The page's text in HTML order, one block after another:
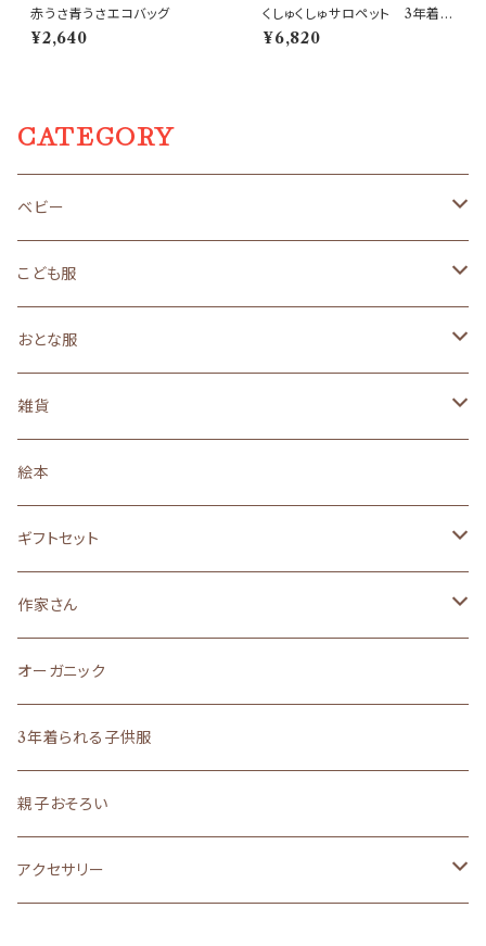
赤うさ青うさエコバッグ
¥2,640
くしゅくしゅサロペット 3年着ら
れる子供服
¥6,820
CATEGORY
ベビー
size 50～70（新生児サイズ）
ギフトセット
オーガニック
size 80（１歳サイズ）
オーガニック
ロングセラー
３年着られるこども服
ロングセラー
made in JAPAN
ベビー小物
オーガニック
made in JAPAN
size90
オーガニック
オーガニック
madeinJAPAN
こども服
size90（２歳くらいサイズ）
オーガニック
ロングセラー
size110（４歳くらいサイズ）
made in JAPAN
３年着られるこども服
ロングセラー
made in JAPAN
size130(6～7歳くらいサイズ)
おとな服
ロングセラー
親子おそろい
雑貨
黒うさ・白うさシリーズ
黒ねこ・白ねこシリーズ
らくがきシリーズ
文房具
まえをけいこ。イラスト
その他雑貨
ギフト
まえをけいこ。イラスト
オーダーメイド
うちの子シリーズ
ロングセラー
絵本
ギフトセット
サイズ８０(１歳)
ロングセラー
サイズ５０～７０
ラッピング
ラッピングボックス
ラッピングL
作家さん
作家さん雑貨
バッグ
アクセサリー
作家さんアクセサリー
作家さんバッグ
原優子さん
オーガニック
3年着られる子供服
親子おそろい
アクセサリー